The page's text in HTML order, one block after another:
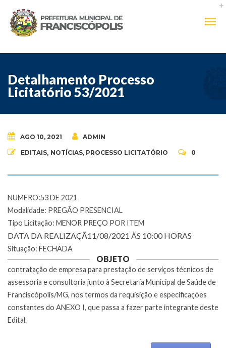
Detalhamento Processo
Licitatório 53/2021
AGO 10, 2021 ADMIN
EDITAIS, NOTÍCIAS, PROCESSO LICITATÓRIO 0
NUMERO:53 DE 2021
Modalidade: PREGÃO PRESENCIAL
Tipo Licitação: MENOR PREÇO POR ITEM
DATA DA REALIZAÇÃ11/08/2021 ÀS 10:00 HORAS
Situação: FECHADA
OBJETO
contratação de empresa para prestação de serviços técnicos de
assessoria e consultoria junto à Secretaria Municipal de Saúde de
Franciscópolis/MG, nos termos da requisição e especificações
constantes do ANEXO I, que passa a fazer parte integrante deste
Edital.